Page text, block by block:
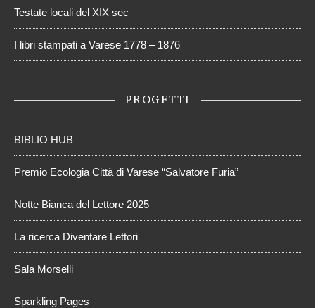
Testate locali del XIX sec
I libri stampati a Varese 1778 – 1876
PROGETTI
BIBLIO HUB
Premio Ecologia Città di Varese “Salvatore Furia”
Notte Bianca del Lettore 2025
La ricerca Diventare Lettori
Sala Morselli
Sparkling Pages